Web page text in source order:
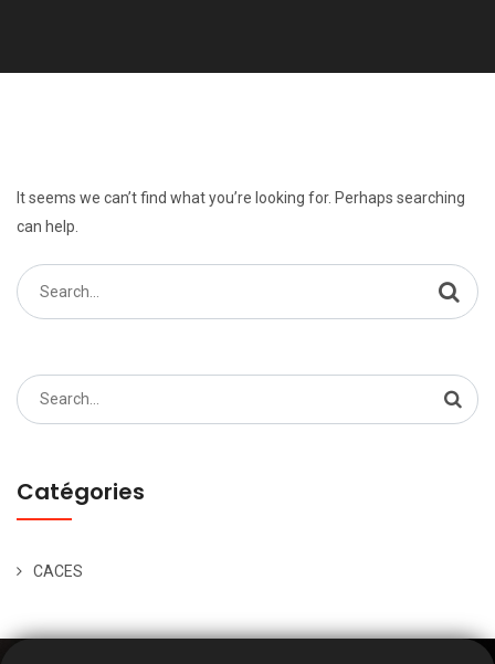
It seems we can’t find what you’re looking for. Perhaps searching
can help.
Search
for:
Search
for:
Catégories
CACES